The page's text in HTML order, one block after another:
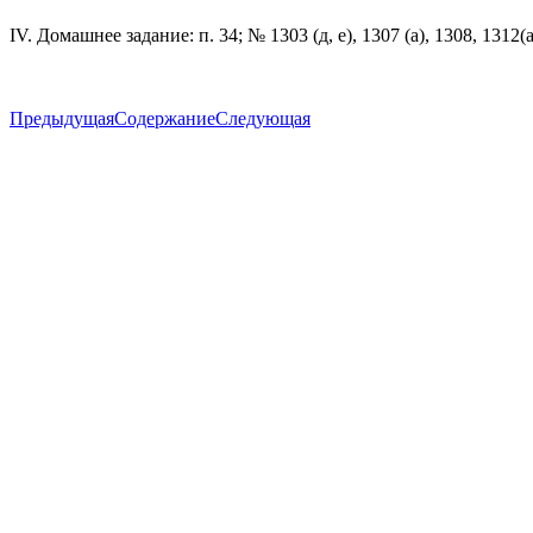
IV. Домашнее задание: п. 34; № 1303 (д, е), 1307 (а), 1308,
ПредыдущаяСодержаниеСледующая